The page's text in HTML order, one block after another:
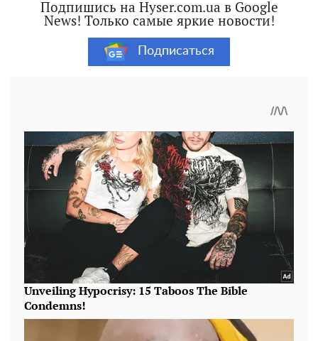
Подпишись на Hyser.com.ua в Google
News! Только самые яркие новости!
Подписаться